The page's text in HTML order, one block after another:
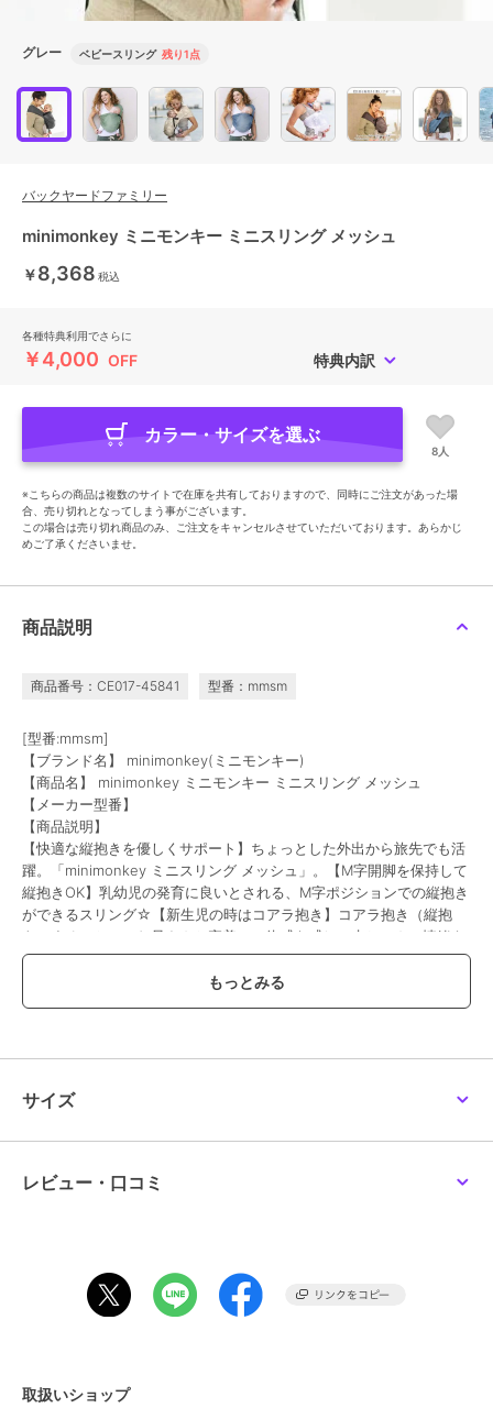
グレー ベビースリング 残り1点
バックヤードファミリー
minimonkey ミニモンキー ミニスリング メッシュ
￥8,368 税込
各種特典利用でさらに
￥4,000 OFF 特典内訳
カラー・サイズを選ぶ
8人
※こちらの商品は複数のサイトで在庫を共有しておりますので、同時にご注文があった場
合、売り切れとなってしまう事がございます。
この場合は売り切れ商品のみ、ご注文をキャンセルさせていただいております。あらかじ
めご了承くださいませ。
商品説明
商品番号：CE017-45841 型番：mmsm
[型番:mmsm]
【ブランド名】 minimonkey(ミニモンキー)
【商品名】 minimonkey ミニモンキー ミニスリング メッシュ
【メーカー型番】
【商品説明】
【快適な縦抱きを優しくサポート】ちょっとした外出から旅先でも活
躍。「minimonkey ミニスリング メッシュ」。【M字開脚を保持して
縦抱きOK】乳幼児の発育に良いとされる、M字ポジションでの縦抱き
ができるスリング☆【新生児の時はコアラ抱き】コアラ抱き（縦抱
き）することで、お母さんと密着。一体感を感じ、赤ちゃんの情緒も
安定。【成長に合わせて長く愛用できる♪】・9ヶ月頃からはM字開脚
のまま腰抱き。赤ちゃんの腰が座ってからも耐荷重15kgまで対応。
【優れた通気性でベビーも快適】本体は熱がこもりにくいメッシュ素
ちらか片方のみを使用します。【優しくフィット◎ユニセックス仕
様】ショルダーストラップを調節でき、左右どちらにも肩掛け可能。
クリップの長さも調節。（※2）左右の掛け方により、クリップの留め
のスリング】開発者が自身の子供のため、機能的でシンプルなデザイ
ンのスリングを手作りしたことが始まり♪（※3）開発者は2児の母でも
【生産国】 中国
サイズ
レビュー・口コミ
取扱いショップ